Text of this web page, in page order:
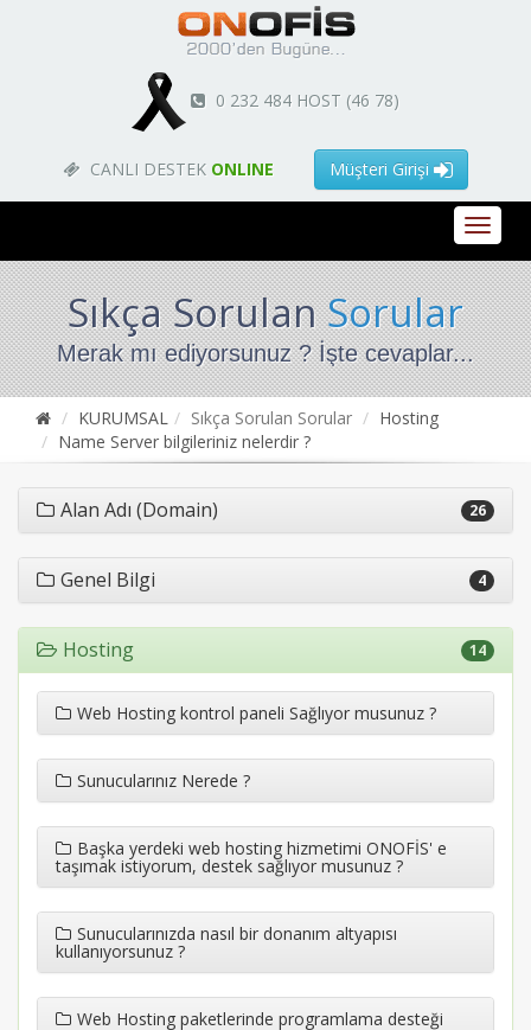
0 232 484 HOST (46 78)
CANLI DESTEK ONLINE Müşteri Girişi
Sıkça SorulanSorular
Merak mı ediyorsunuz ? İşte cevaplar...
KURUMSAL Sıkça Sorulan Sorular
Hosting
Name Server bilgileriniz nelerdir ?
Alan Adı (Domain) 26
Genel Bilgi 4
Hosting 14
Web Hosting kontrol paneli Sağlıyor musunuz ?
Sunucularınız Nerede ?
Başka yerdeki web hosting hizmetimi ONOFİS' e
taşımak istiyorum, destek sağlıyor musunuz ?
Sunucularınızda nasıl bir donanım altyapısı
kullanıyorsunuz ?
Web Hosting paketlerinde programlama desteği